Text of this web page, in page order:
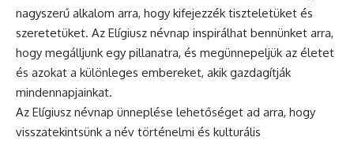
nagyszerű alkalom arra, hogy kifejezzék tiszteletüket és
szeretetüket. Az Elígiusz névnap inspirálhat bennünket arra,
hogy megálljunk egy pillanatra, és megünnepeljük az életet
és azokat a különleges embereket, akik gazdagítják
mindennapjainkat.
Az Elígiusz névnap ünneplése lehetőséget ad arra, hogy
visszatekintsünk a név történelmi és kulturális